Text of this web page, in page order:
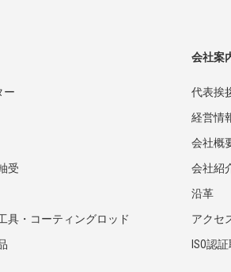
ー
受
具・コーティングロッド
会社案
代表挨
経営情
会社概
会社紹
沿革
アクセ
ISO認